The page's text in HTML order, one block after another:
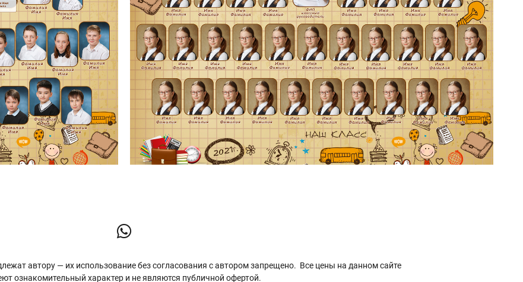
автору — их использование без согласования с автором запрещено. Все цены на данном сайте
ознакомительный характер и не являются публичной офертой.